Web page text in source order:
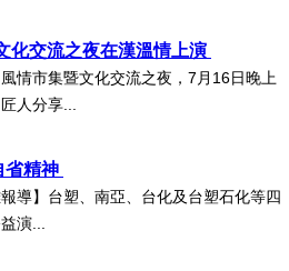
化交流之夜在漢溫情上演
情市集暨文化交流之夜，7月16日晚上
人分享...
省精神
導】台塑、南亞、台化及台塑石化等四
演...